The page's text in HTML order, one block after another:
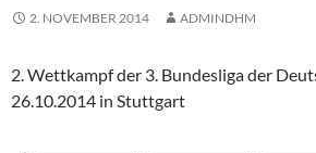
2. NOVEMBER 2014 ADMINDHM
2. Wettkampf der 3. Bundesliga der
26.10.2014 in Stuttgart